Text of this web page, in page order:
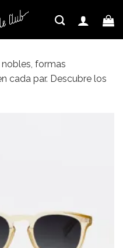
formas
cada par. Descubre los